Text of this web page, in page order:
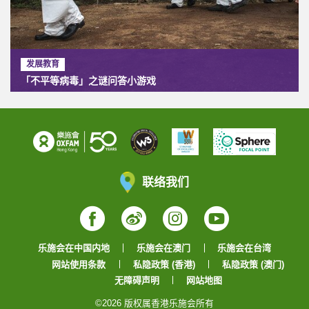
发展教育
「不平等病毒」之谜问答小游戏
联络我们
Facebook
WeiboInstagram
YouTube
乐施会在中国内地 乐施会在澳门
乐施会在台湾
网站使用条款
私隐政策 (香港)
私隐政策 (澳门)
无障碍声明
网站地图
©2026 版权属香港乐施会所有